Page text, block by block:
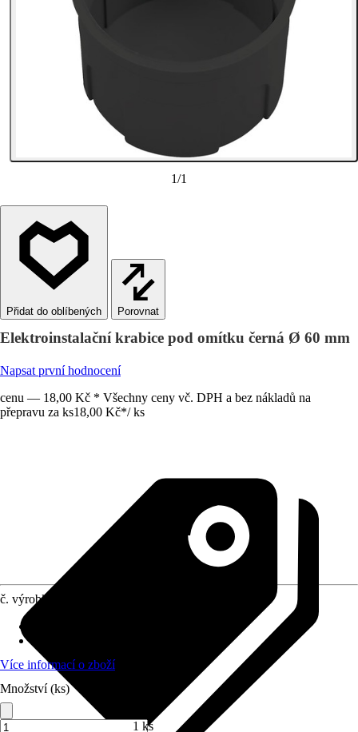
1/1
Porovnat
Elektroinstalační krabice pod omítku černá Ø 60 mm
Napsat první hodnocení
cenu — 18,00 Kč * Všechny ceny vč. DPH a bez nákladů na
přepravu za ks18,00 Kč*/ ks
č. výrobku
Více informací o zboží
Množství (ks)
1 ks